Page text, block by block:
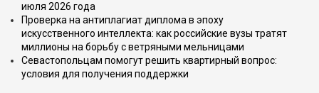
июля 2026 года
Проверка на антиплагиат диплома в эпоху
искусственного интеллекта: как российские вузы тратят
миллионы на борьбу с ветряными мельницами
Севастопольцам помогут решить квартирный вопрос:
условия для получения поддержки